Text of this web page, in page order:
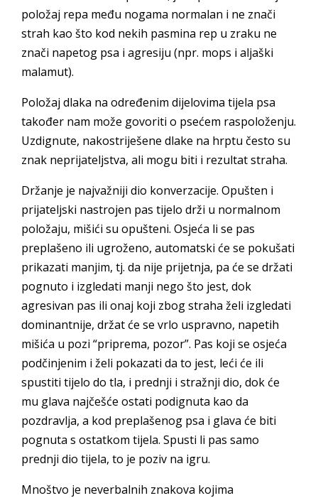
položaj repa među nogama normalan i ne znači
strah kao što kod nekih pasmina rep u zraku ne
znači napetog psa i agresiju (npr. mops i aljaški
malamut).
Položaj dlaka na određenim dijelovima tijela psa
također nam može govoriti o psećem raspoloženju.
Uzdignute, nakostriješene dlake na hrptu često su
znak neprijateljstva, ali mogu biti i rezultat straha.
Držanje je najvažniji dio konverzacije. Opušten i
prijateljski nastrojen pas tijelo drži u normalnom
položaju, mišići su opušteni. Osjeća li se pas
preplašeno ili ugroženo, automatski će se pokušati
prikazati manjim, tj. da nije prijetnja, pa će se držati
pognuto i izgledati manji nego što jest, dok
agresivan pas ili onaj koji zbog straha želi izgledati
dominantnije, držat će se vrlo uspravno, napetih
mišića u pozi “priprema, pozor”. Pas koji se osjeća
podčinjenim i želi pokazati da to jest, leći će ili
spustiti tijelo do tla, i prednji i stražnji dio, dok će
mu glava najčešće ostati podignuta kao da
pozdravlja, a kod preplašenog psa i glava će biti
pognuta s ostatkom tijela. Spusti li pas samo
prednji dio tijela, to je poziv na igru.
Mnoštvo je neverbalnih znakova kojima